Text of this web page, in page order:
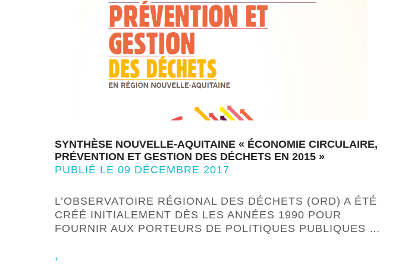
SYNTHÈSE NOUVELLE-AQUITAINE « ÉCONOMIE CIRCULAIRE,
PRÉVENTION ET GESTION DES DÉCHETS EN 2015 »
PUBLIÉ LE 09 DÉCEMBRE 2017
L’OBSERVATOIRE RÉGIONAL DES DÉCHETS (ORD) A ÉTÉ
CRÉÉ INITIALEMENT DÈS LES ANNÉES 1990 POUR
FOURNIR AUX PORTEURS DE POLITIQUES PUBLIQUES …
+